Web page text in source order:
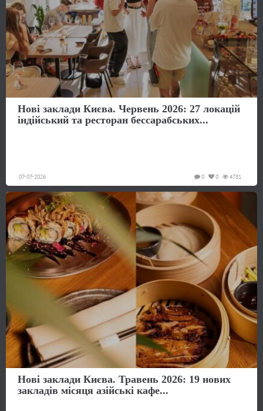
Нові заклади Києва. Червень 2026: 27 локацій
індійський та ресторан бессарабських...
07-07-2026 4781
0
0
Нові заклади Києва. Травень 2026: 19 нових
закладів місяця азійські кафе...